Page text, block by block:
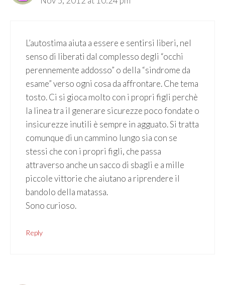
L’autostima aiuta a essere e sentirsi liberi, nel
senso di liberati dal complesso degli “occhi
perennemente addosso” o della “sindrome da
esame” verso ogni cosa da affrontare. Che tema
tosto. Ci si gioca molto con i propri figli perchè
la linea tra il generare sicurezze poco fondate o
insicurezze inutili è sempre in agguato. Si tratta
comunque di un cammino lungo sia con se
stessi che con i propri figli, che passa
attraverso anche un sacco di sbagli e a mille
piccole vittorie che aiutano a riprendere il
bandolo della matassa.
Sono curioso.
Reply